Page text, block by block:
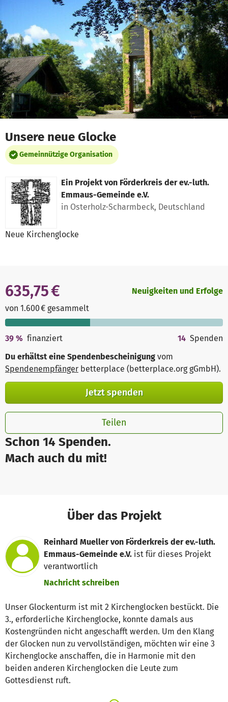
Zum Hauptinhalt springen
Erklärung zur Barrierefreiheit anzeigen
Unsere neue Glocke
Gemeinnützige Organisation
Ein Projekt von Förderkreis der ev.-luth.
Emmaus-Gemeinde e.V.
in Osterholz-Scharmbeck, Deutschland
Neue Kirchenglocke
Schon 14 Spenden.
Mach auch du mit!
635,75 €
von 1.600 € gesammelt
Neuigkeiten und Erfolge
39 % finanziert 14 Spenden
Du erhältst eine Spendenbescheinigung vom
Spendenempfänger betterplace (betterplace.org gGmbH).
Jetzt spenden
Teilen
Über das Projekt
Reinhard Mueller von Förderkreis der ev.-luth.
Emmaus-Gemeinde e.V. ist für dieses Projekt
verantwortlich
Nachricht schreiben
Unser Glockenturm ist mit 2 Kirchenglocken bestückt. Die
3., erforderliche Kirchenglocke, konnte damals aus
Kostengründen nicht angeschafft werden. Um den Klang
der Glocken nun zu vervollständigen, möchten wir eine 3
Kirchenglocke anschaffen, die in Harmonie mit den
beiden anderen Kirchenglocken die Leute zum
Gottesdienst ruft.